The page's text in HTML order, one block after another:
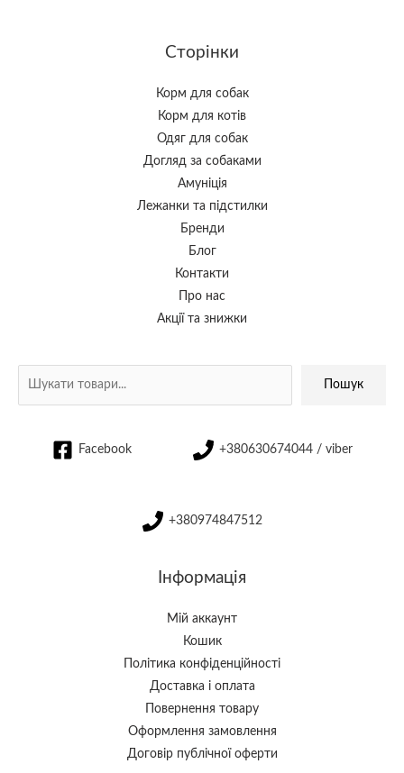
Сторінки
Корм для собак
Корм для котів
Одяг для собак
Догляд за собаками
Амуніція
Лежанки та підстилки
Бренди
Блог
Контакти
Про нас
Акції та знижки
Пошук
Facebook +380630674044 / viber
+380974847512
Інформація
Мій аккаунт
Кошик
Політика конфіденційності
Доставка і оплата
Повернення товару
Оформлення замовлення
Договір публічної оферти